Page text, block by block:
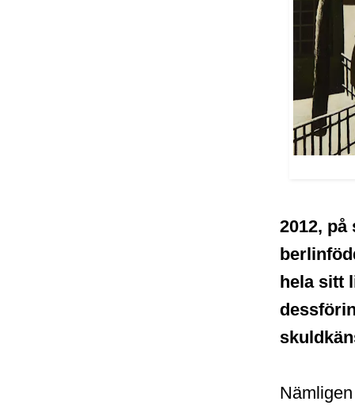
2012,
hela sitt